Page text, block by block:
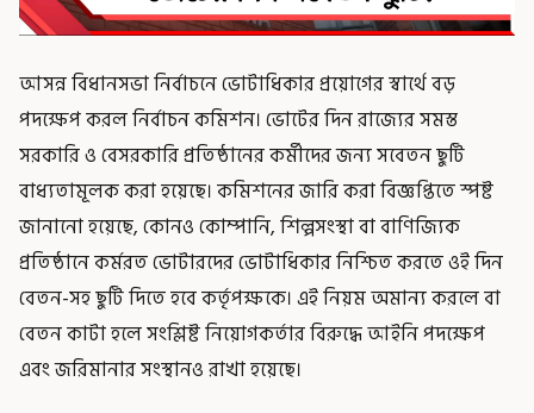
আসন্ন বিধানসভা নির্বাচনে ভোটাধিকার প্রয়োগের স্বার্থে বড়
পদক্ষেপ করল নির্বাচন কমিশন। ভোটের দিন রাজ্যের সমস্ত
সরকারি ও বেসরকারি প্রতিষ্ঠানের কর্মীদের জন্য সবেতন ছুটি
বাধ্যতামূলক করা হয়েছে। কমিশনের জারি করা বিজ্ঞপ্তিতে স্পষ্ট
জানানো হয়েছে, কোনও কোম্পানি, শিল্পসংস্থা বা বাণিজ্যিক
প্রতিষ্ঠানে কর্মরত ভোটারদের ভোটাধিকার নিশ্চিত করতে ওই দিন
বেতন-সহ ছুটি দিতে হবে কর্তৃপক্ষকে। এই নিয়ম অমান্য করলে বা
বেতন কাটা হলে সংশ্লিষ্ট নিয়োগকর্তার বিরুদ্ধে আইনি পদক্ষেপ
এবং জরিমানার সংস্থানও রাখা হয়েছে।